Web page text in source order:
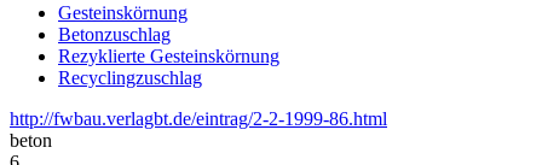
Gesteinskörnung
Betonzuschlag
Rezyklierte Gesteinskörnung
Recyclingzuschlag
http://fwbau.verlagbt.de/eintrag/2-2-1999-86.html
beton